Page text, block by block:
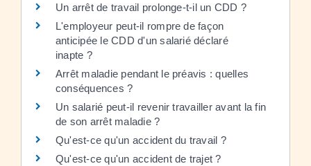
Un arrêt de travail prolonge-t-il un CDD ?
L'employeur peut-il rompre de façon
anticipée le CDD d'un salarié déclaré
inapte ?
Arrêt maladie pendant le préavis : quelles
conséquences ?
Un salarié peut-il revenir travailler avant la fin
de son arrêt maladie ?
Qu'est-ce qu'un accident du travail ?
Qu'est-ce qu'un accident de trajet ?